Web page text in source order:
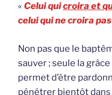
« Celui quicroira et
celui qui ne croira
Non pas que le
sauver ; seule la
permet d’être
pénétrer bientôt dans